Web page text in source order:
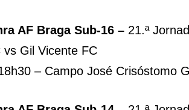
AF Braga Sub-16 – 21.ª
vs Gil Vicente FC
– Campo José Crisóstomo